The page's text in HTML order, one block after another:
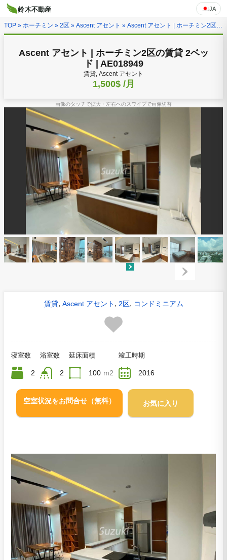
TOP » ホーチミン » 2区 » Ascent アセント » Ascent アセント | ホーチミン2区の賃貸 2ベッド | AE018949
Ascent アセント | ホーチミン2区の賃貸 2ベッ
ド | AE018949
賃貸, Ascent アセント
1,500$ /月
画像のタッチで拡大・左右へのスワイプで画像切替
賃貸, Ascent アセント , 2区, コンドミニアム
寝室数
2
浴室数
2
延床面積
100 m2
竣工時期
2016
空室状況をお問合せ（無料） お気に入り
鈴木不動産 JA